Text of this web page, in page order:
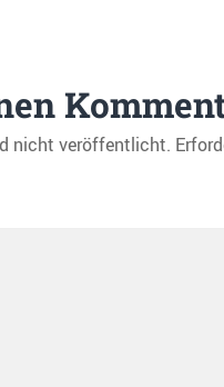
nicht veröffentlicht.